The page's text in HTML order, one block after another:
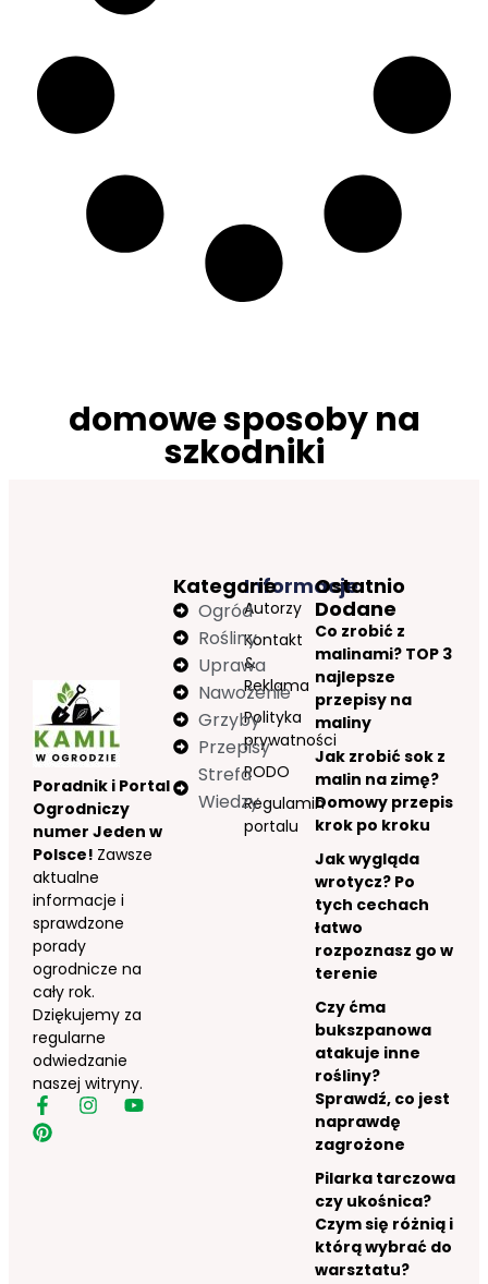
domowe sposoby na
szkodniki
Poradnik i Portal
Ogrodniczy
numer Jeden w
Polsce! Zawsze
aktualne
informacje i
sprawdzone
porady
ogrodnicze na
cały rok.
Dziękujemy za
regularne
odwiedzanie
naszej witryny.
Informacje
Autorzy
Kontakt
&
Reklama
Polityka
prywatności
RODO
Regulamin
portalu
Kategorie
Ogród
Rośliny
Uprawa
Nawożenie
Grzyby
Przepisy
Strefa
Wiedzy
Ostatnio
Dodane
Co zrobić z
malinami? TOP 3
najlepsze
przepisy na
maliny
Jak zrobić sok z
malin na zimę?
Domowy przepis
krok po kroku
Jak wygląda
wrotycz? Po
tych cechach
łatwo
rozpoznasz go w
terenie
Czy ćma
bukszpanowa
atakuje inne
rośliny?
Sprawdź, co jest
naprawdę
zagrożone
Pilarka tarczowa
czy ukośnica?
Czym się różnią i
którą wybrać do
warsztatu?